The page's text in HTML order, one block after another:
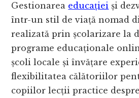
Gestionarea educației și
într-un stil de viață nomad
realizată prin școlarizare la
programe educaționale
școli locale și învățare
flexibilitatea călătoriilor
copiilor lecții practice